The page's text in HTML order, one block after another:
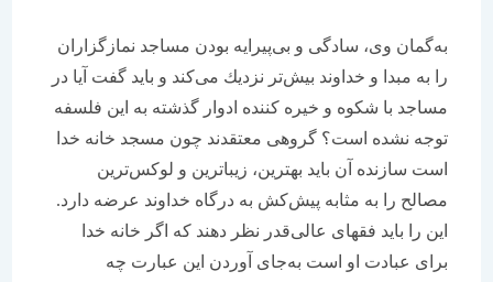
به‌گمان وی، سادگی و بی‌پیرایه بودن مساجد نمازگزاران
را به مبدا و خداوند بیش‌تر نزدیك می‌كند و باید گفت آیا در
مساجد با شكوه و خیره كننده ادوار گذشته به این فلسفه
توجه نشده است؟ گروهی معتقدند چون مسجد خانه خدا
است سازنده آن باید بهترین، زیباترین و لوكس‌ترین
مصالح را به مثابه پیش‌كش به درگاه خداوند عرضه دارد.
این را باید فقهای عالی‌قدر نظر دهند كه اگر خانه خدا
برای عبادت او است به‌جای آوردن این عبارت چه